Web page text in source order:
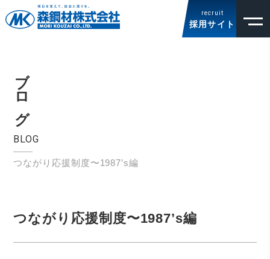
recruit
採用サイト
ブログ
BLOG
つながり応援制度〜1987’s編
つながり応援制度〜1987’s編